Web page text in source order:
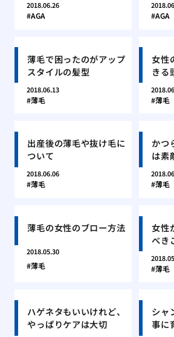
2018.06.26
AGA AGA
薄毛で困ったのがアップ
スタイルの髪型
2018.06.13
薄毛
女性
きる
薄毛
出産後の薄毛や抜け毛に
ついて
2018.06.06
薄毛
かつ
は素
薄毛
薄毛の女性のブロー方法
2018.05.30
薄毛
女性
べき
薄毛
ハゲネタもいいけれど、
やっぱりケアは大切
シャ
事に